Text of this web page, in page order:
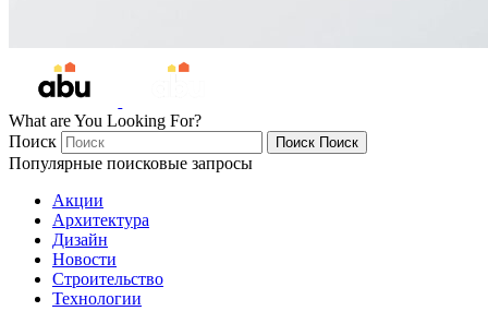
What are You Looking For?
Поиск
Поиск Поиск
Популярные поисковые запросы
Акции
Архитектура
Дизайн
Новости
Строительство
Технологии